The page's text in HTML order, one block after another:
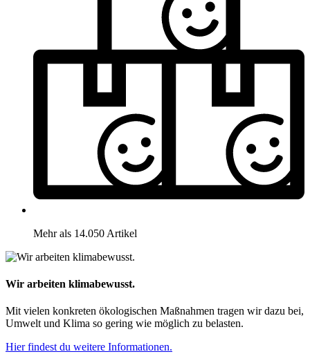
Mehr als 14.050 Artikel
Wir arbeiten klimabewusst.
Mit vielen konkreten ökologischen Maßnahmen tragen wir dazu bei,
Umwelt und Klima so gering wie möglich zu belasten.
Hier findest du weitere Informationen.